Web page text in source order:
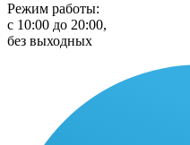
Режим работы:
с 10:00 до 20:00,
без выходных